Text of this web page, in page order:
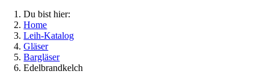
Du bist hier:
Home
Leih-Katalog
Gläser
Bargläser
Edelbrandkelch